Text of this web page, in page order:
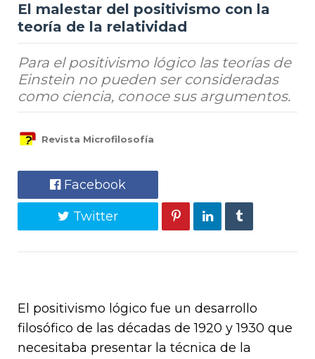
El malestar del positivismo con la
teoría de la relatividad
Para el positivismo lógico las teorías de
Einstein no pueden ser consideradas
como ciencia, conoce sus argumentos.
Revista Microfilosofía
Facebook
Twitter
El positivismo lógico fue un desarrollo
filosófico de las décadas de 1920 y 1930 que
necesitaba presentar la técnica de la